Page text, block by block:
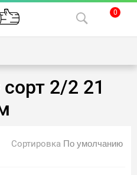
0
2/2 21
Сортировка